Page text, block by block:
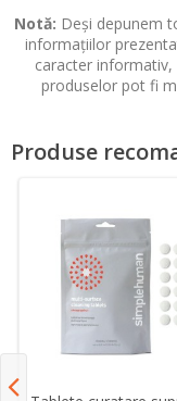
Notă: Deși depunem
informațiilor
caracter informativ,
produselor pot fi
Produse